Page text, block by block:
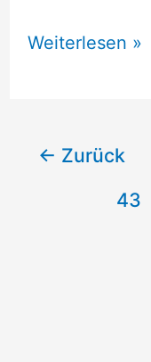
Günstige
Weiterlesen »
← Zurück
43